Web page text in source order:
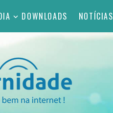
DOWNLOADS NOTÍCIAS